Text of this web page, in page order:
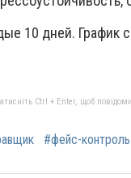
10 дней. График
Ctrl + Enter, щоб
#фейс-контроль